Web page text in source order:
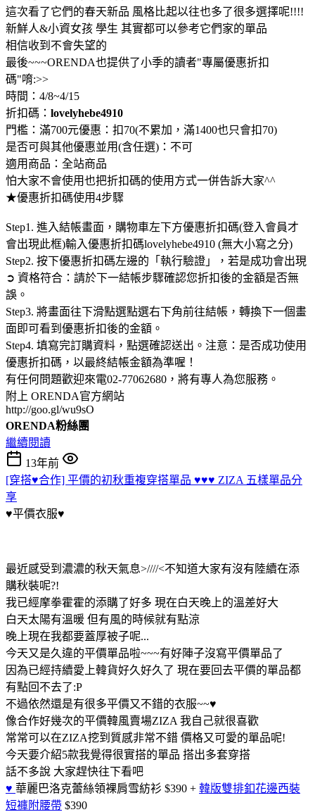
這次看了它們的春天新品 風格比起以往也多了很多選擇呢!!!!
新鮮人&小資女孩 學生 其實都可以參考它們家的單品
相信收到不會失望的
最後~~~ORENDA也提供了小季的讀者"專屬優惠折扣
碼"唷:>>
時間：4/8~4/15
折扣碼： lovelyhebe4910
門檻：滿700元優惠：扣70(不累加，滿1400也只會扣70)
是否可與其他優惠並用(含任選)：不可
適用商品：全站商品
怕大家不會使用也把折扣碼的使用方式一併告訴大家^^
★優惠折扣碼使用4步驟
Step1. 進入結帳畫面，購物車左下方優惠折扣碼(登入會員才
會出現此框)輸入優惠折扣碼lovelyhebe4910 (無大小寫之分)
Step2. 按下優惠折扣碼左邊的「執行驗證」，若是成功會出現
➲ 資格符合：請於下一結帳步驟確認您折扣後的金額是否無
誤。
Step3. 將畫面往下滑點選點選右下角前往結帳，轉換下一個畫
面即可看到優惠折扣後的金額。
Step4. 填寫完訂購資料，點選確認送出。注意：是否成功使用
優惠折扣碼，以最終結帳金額為準喔！
有任何問題歡迎來電02-77062680，將有專人為您服務。
附上 ORENDA官方網站
http://goo.gl/wu9sO
ORENDA粉絲團
繼續閱讀
13年前
[穿搭♥合作] 平價的初秋重複穿搭單品 ♥♥♥ ZIZA 五樣單品分
享
♥平價衣服♥
最近感受到濃濃的秋天氣息>////<不知道大家有沒有陸續在添
購秋裝呢?!
我已經摩拳霍霍的添購了好多 現在白天晚上的溫差好大
白天太陽有溫暖 但有風的時候就有點涼
晚上現在我都要蓋厚被子呢...
今天又是久違的平價單品啦~~~有好陣子沒寫平價單品了
因為已經持續愛上韓貨好久好久了 現在要回去平價的單品都
有點回不去了:P
不過依然還是有很多平價又不錯的衣服~~♥
像合作好幾次的平價韓風賣場ZIZA 我自己就很喜歡
常常可以在ZIZA挖到質感非常不錯 價格又可愛的單品呢!
今天要介紹5款我覺得很實搭的單品 搭出多套穿搭
話不多說 大家趕快往下看吧
♥ 華麗巴洛克蕾絲領裸肩雪紡衫 $390 + 韓版雙排釦花邊西裝
短褲附腰帶 $390